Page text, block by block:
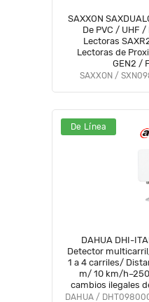
SAXXON
De PVC / UHF
Lectoras
Lectoras de
GEN2 /
SAXXON /
De Línea
DAHUA DHI-
Detector
1 a 4 carriles/
m/ 10 km/h–250 km/h/ detección de
cambios ilegales
sentido